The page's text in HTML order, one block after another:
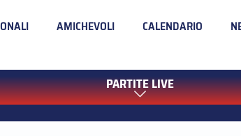
AMICHEVOLI CALENDARIO
PARTITE LIVE